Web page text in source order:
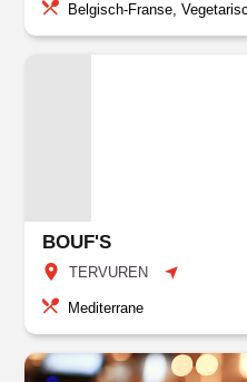
Belgisch-Franse,
BOUF'S
TERVUREN
Mediterrane